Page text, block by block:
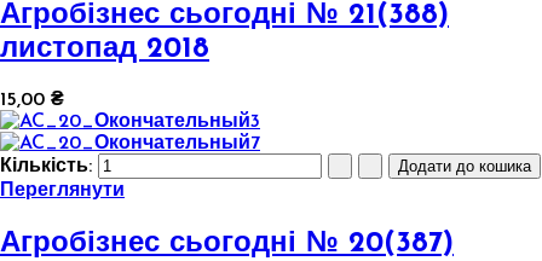
Агробізнес сьогодні № 21(388)
листопад 2018
15,00 ₴
Кількість:
Переглянути
Агробізнес сьогодні № 20(387)